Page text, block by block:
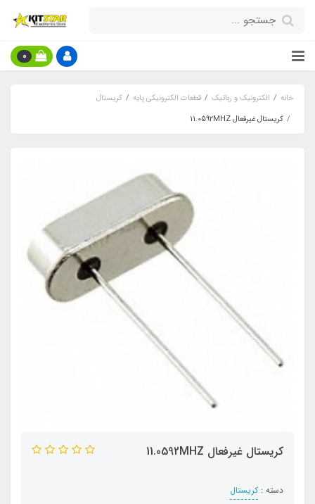
0
خانه الکترونیک و رباتیک قطعات الکترونیکی پایه
کریستال
کریستال غیرفعال 11.0592MHZ
کریستال غیرفعال 11.0592MHZ
دسته :کریستال